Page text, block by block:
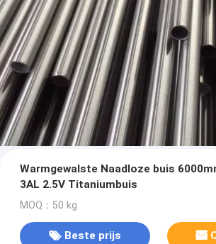
Warmgewalste Naadloze buis
3AL 2.5V Titaniumbuis
MOQ：50 kg
Beste prijs